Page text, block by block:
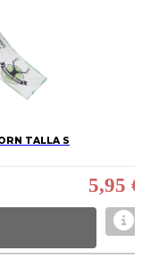
TALLA S
5,95 €